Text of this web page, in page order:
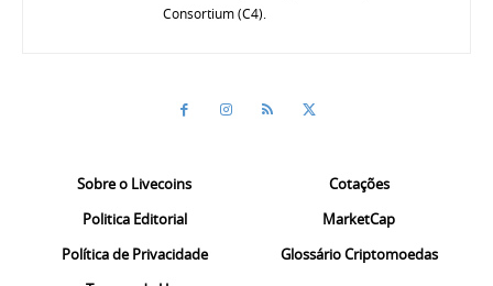
Consortium (C4).
Sobre o Livecoins
Politica Editorial
Política de Privacidade
Cotações
MarketCap
Glossário Criptomoedas